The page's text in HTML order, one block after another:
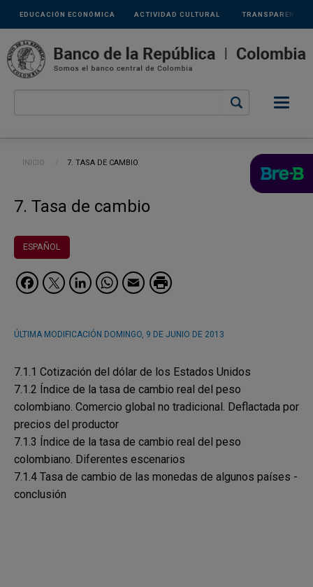
Pasar al contenido principal
Links
secundarios
ACTIVIDAD CULTURAL
EDUCACIÓN ECONÓMICA TRANSPARENCIA
Ruta de navegación
INICIO CURRENT:
7. TASA DE CAMBIO
7. Tasa de cambio
ESPAÑOL
Facebook
Twitter
LinkedIn
WhatsApp
Email
ÚLTIMA MODIFICACIÓN DOMINGO, 9 DE JUNIO DE 2013
7.1.1 Cotización del dólar de los Estados Unidos
7.1.2 Índice de la tasa de cambio real del peso
colombiano. Comercio global no tradicional. Deflactada por
precios del productor
7.1.3 Índice de la tasa de cambio real del peso
colombiano. Diferentes escenarios
7.1.4 Tasa de cambio de las monedas de algunos países -
conclusión